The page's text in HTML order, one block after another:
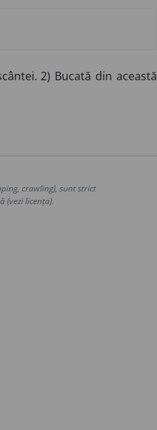
2) Bucată din această
crawling), sunt strict
(vezi licența).